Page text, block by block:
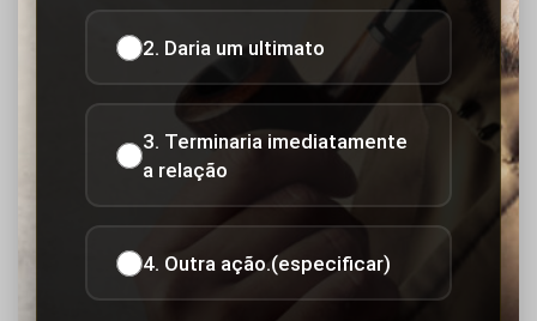
2. Daria um ultimato
3. Terminaria imediatamente
a relação
4. Outra ação.(especificar)